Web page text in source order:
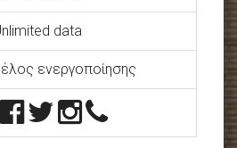
data
ενεργοποίησης